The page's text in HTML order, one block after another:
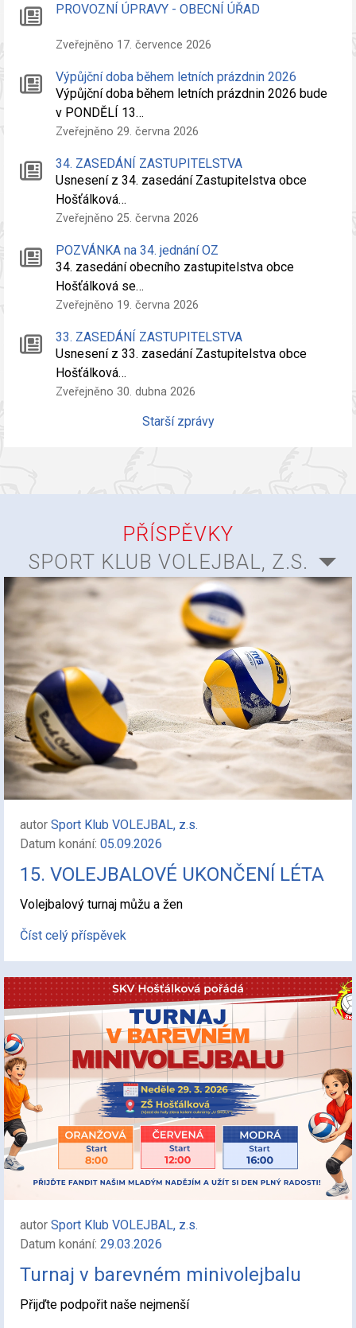
PROVOZNÍ ÚPRAVY - OBECNÍ ÚŘAD
Zveřejněno 17. července 2026
Výpůjční doba během letních prázdnin 2026
Výpůjční doba během letních prázdnin 2026 bude
v PONDĚLÍ 13…
Zveřejněno 29. června 2026
34. ZASEDÁNÍ ZASTUPITELSTVA
Usnesení z 34. zasedání Zastupitelstva obce
Hošťálková…
Zveřejněno 25. června 2026
POZVÁNKA na 34. jednání OZ
34. zasedání obecního zastupitelstva obce
Hošťálková se…
Zveřejněno 19. června 2026
33. ZASEDÁNÍ ZASTUPITELSTVA
Usnesení z 33. zasedání Zastupitelstva obce
Hošťálková…
Zveřejněno 30. dubna 2026
Starší zprávy
PŘÍSPĚVKY
SPORT KLUB VOLEJBAL, Z.S.
autor Sport Klub VOLEJBAL, z.s.
Datum konání: 05.09.2026
15. VOLEJBALOVÉ UKONČENÍ LÉTA
Volejbalový turnaj můžu a žen
Číst celý příspěvek
autor Sport Klub VOLEJBAL, z.s.
Datum konání: 29.03.2026
Turnaj v barevném minivolejbalu
Přijďte podpořit naše nejmenší